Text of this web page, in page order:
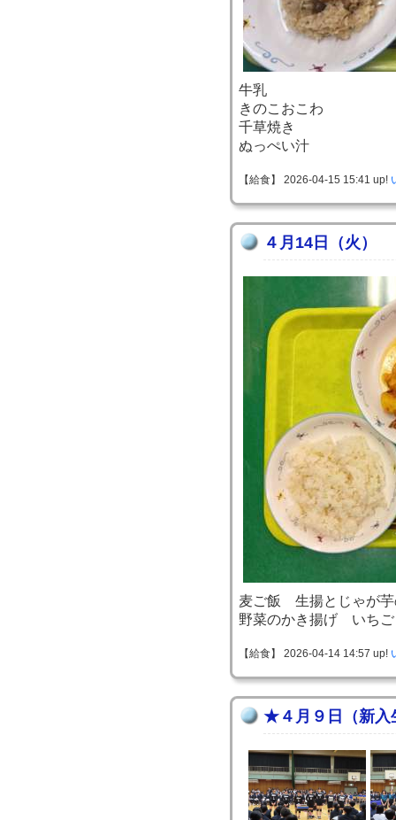
牛乳
きのこおこわ
千草焼き
ぬっぺい汁
【給食】 2026-04-15 15:41 up!
４月14日（火）
麦ご飯 生揚とじゃが芋
野菜のかき揚げ いちご
【給食】 2026-04-14 14:57 up!
★４月９日（新入